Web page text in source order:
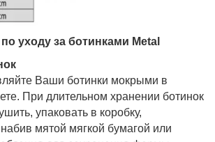
уходу за ботинками Metal
Ваши ботинки мокрыми в
При длительном хранении ботинок
упаковать в коробку,
мятой мягкой бумагой или